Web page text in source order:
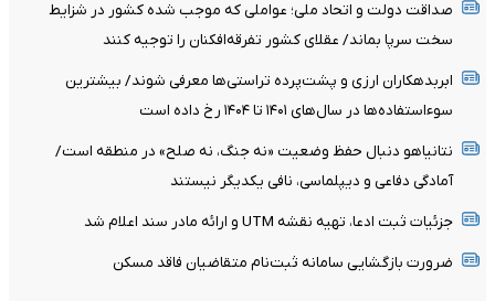
صداقت دولت و اتحاد ملی؛ عواملی که موجب شده کشور در شزایط
سخت سرپا بماند/ عقلای کشور تفرقه‌افکنان را توجیه کنند
ابربدهکاران ارزی و پشت‌پرده تراستی‌ها معرفی شوند/ بیشترین
سوءاستفاده‌ها در سال‌های ۱۴۰۱ تا ۱۴۰۴ رخ داده است
نتانیاهو دنبال حفظ وضعیت «نه جنگ، نه صلح» در منطقه است/
آمادگی دفاعی و دیپلماسی، نافی یکدیگر نیستند
جزئیات ثبت ادعا، تهیه نقشه UTM و ارائه مادر سند اعلام شد
ضرورت بازگشایی سامانه ثبت‌نام متقاضیان فاقد مسکن